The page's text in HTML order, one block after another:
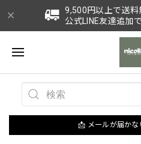
9,500円以上で送料
公式LINE友達追加
📩 メールが届か